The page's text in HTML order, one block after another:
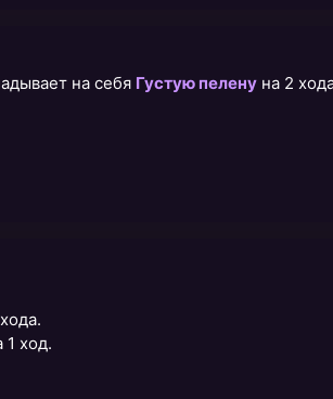
на себя Густую пелену на 2
1 ход.